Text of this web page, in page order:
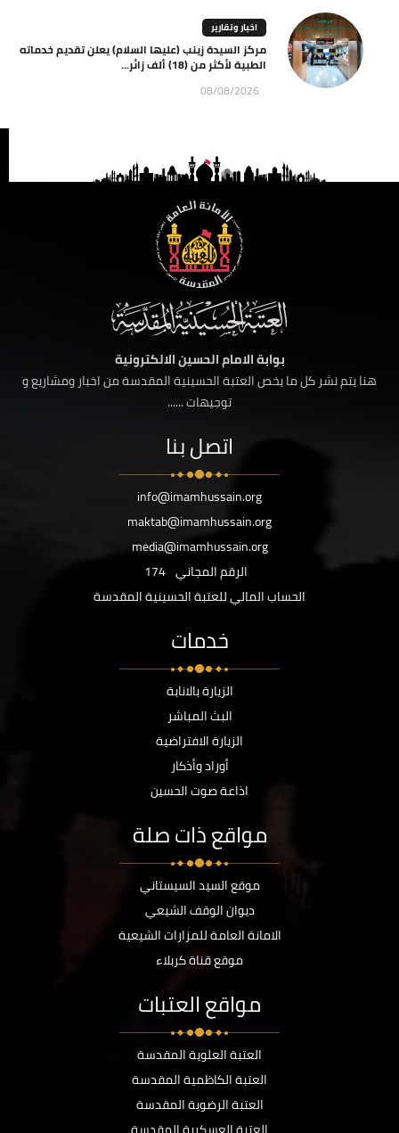
اخبار وتقارير
مركز السيدة زينب (عليها السلام) يعلن تقديم خدماته
الطبية لأكثر من (18) ألف زائر...
08/08/2026
بوابة الامام الحسين الالكترونية
هنا يتم نشر كل ما يخص العتبة الحسينية المقدسة من اخبار ومشاريع و
توجيهات ......
اتصل بنا
info@imamhussain.org
maktab@imamhussain.org
media@imamhussain.org
الرقم المجاني 174
الحساب المالي للعتبة الحسينية المقدسة
خدمات
الزيارة بالانابة
البث المباشر
الزيارة الافتراضية
أوراد وأذكار
اذاعة صوت الحسين
مواقع ذات صلة
موقع السيد السيستاني
ديوان الوقف الشيعي
الامانة العامة للمزارات الشيعية
موقع قناة كربلاء
مواقع العتبات
العتبة العلوية المقدسة
العتبة الكاظمية المقدسة
العتبة الرضوية المقدسة